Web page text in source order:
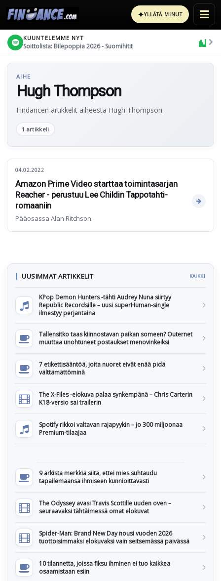
✦YLLÄTÄ MINUT
KUUNTELEMME NYT
Soittolista: Bilepoppia 2026 - Suomihitit
AIHE
Hugh Thompson
Findancen artikkelit aiheesta Hugh Thompson.
1 artikkeli
04.02.2022
Amazon Prime Video starttaa toimintasarjan
Reacher - perustuu Lee Childin Tappotahti-
romaaniin
Pääosassa Alan Ritchson.
UUSIMMAT ARTIKKELIT KAIKKI
KPop Demon Hunters -tähti Audrey Nuna siirtyy
Republic Recordsille – uusi superHuman-single
ilmestyy perjantaina
Tallensitko taas kiinnostavan paikan someen? Outernet
muuttaa unohtuneet postaukset menovinkeiksi
7 etikettisääntöä, joita nuoret eivät enää pidä
välttämättöminä
The X-Files -elokuva palaa synkempänä – Chris Carterin
K18-versio sai trailerin
Spotify rikkoi valtavan rajapyykin – jo 300 miljoonaa
Premium-tilaajaa
9 arkista merkkiä siitä, ettei mies suhtaudu
tapailemaansa ihmiseen kunnioittavasti
The Odyssey avasi Travis Scottille uuden oven –
seuraavaksi tähtäimessä omat elokuvat
Spider-Man: Brand New Day nousi vuoden 2026
tuottoisimmaksi elokuvaksi vain seitsemässä päivässä
10 tilannetta, joissa fiksu ihminen ei tuo kaikkea
osaamistaan esiin